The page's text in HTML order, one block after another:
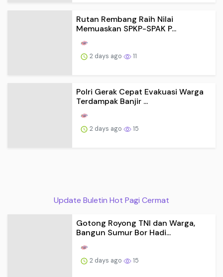
Rutan Rembang Raih Nilai
Memuaskan SPKP-SPAK P...
2 days ago 11
Polri Gerak Cepat Evakuasi Warga
Terdampak Banjir ...
2 days ago 15
Update Buletin Hot Pagi Cermat
Gotong Royong TNI dan Warga,
Bangun Sumur Bor Hadi...
2 days ago 15